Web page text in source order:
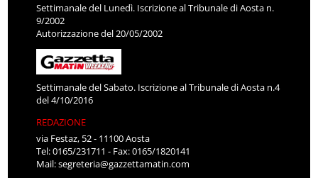
Settimanale del Lunedì. Iscrizione al Tribunale di Aosta n.
9/2002
Autorizzazione del 20/05/2002
Settimanale del Sabato. Iscrizione al Tribunale di Aosta n.4
del 4/10/2016
REDAZIONE
via Festaz, 52 - 11100 Aosta
Tel: 0165/231711 - Fax: 0165/1820141
Mail:segreteria@gazzettamatin.com